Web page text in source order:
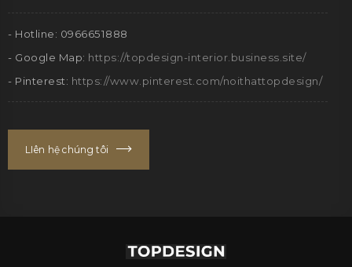
- Hotline: 0966651888
- Google Map: https://topdesign-interior.business.site/
- Pinterest: https://www.pinterest.com/noithattopdesign/
LIên hệ chúng tôi